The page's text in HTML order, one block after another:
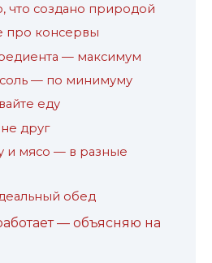
что создано природой
про консервы
— максимум
— по минимуму
еду
друг
и мясо — в разные
обед
— объясняю на